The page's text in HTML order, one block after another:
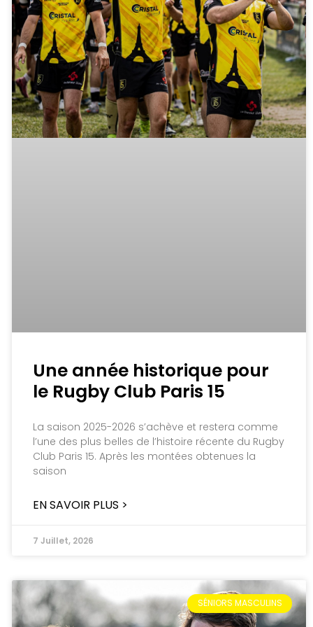
Une année historique pour
le Rugby Club Paris 15
La saison 2025-2026 s’achève et restera comme
l’une des plus belles de l’histoire récente du Rugby
Club Paris 15. Après les montées obtenues la
saison
EN SAVOIR PLUS >
7 Juillet, 2026
SÉNIORS MASCULINS